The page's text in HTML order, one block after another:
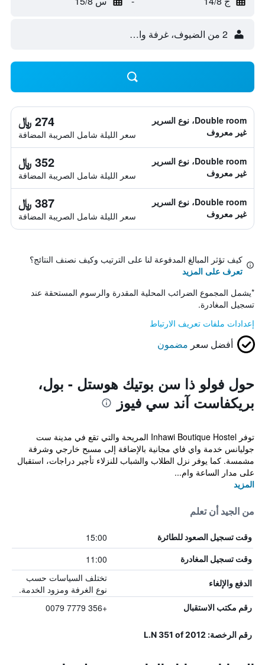
2 من الضيوف، غرفة واحدة
Double room، نوع السرير
غير معروف
274 ﷼
سعر الليلة شامل الصريبة المضافة
Double room، نوع السرير
غير معروف
352 ﷼
سعر الليلة شامل الصريبة المضافة
Double room، نوع السرير
غير معروف
387 ﷼
سعر الليلة شامل الصريبة المضافة
كيف تؤثر المبالغ المدفوعة لنا على الترتيب وكيف نصنف النتائج؟
تعرف على المزيد
*يشمل المجموع الضرائب المحلية المقدرة والرسوم المستحقة عند
تسجيل المغادرة.
إعدادات ملفات تعريف الارتباط
أفضل سعر مضمون
حول فولو ذا سن بوتيك هوستل - بول،
بريكفاست آند سي فيوز
توفر Inhawi Boutique Hostel المريحة والتي تقع في مدينة ست
جوليانس خدمة واي فاي مجانية بالإضافة إلى مسبح خارجي وشرفة
مشمسة. كما يوفر نزل الطلاب والشباب للنزلاء تأجير دراجات، استقبال
على مدار الساعة وام...
المزيد
من الجيد أن تعلم
وقت تسجيل الصعود للطائرة 15:00
وقت تسجيل المغادرة 11:00
الدفع والإلغاء
تختلف السياسات حسب
نوع الغرفة ومزود الخدمة.
رقم مكتب الاستقبال +356 7779 0079
رقم الرخصة: L.N 351 of 2012